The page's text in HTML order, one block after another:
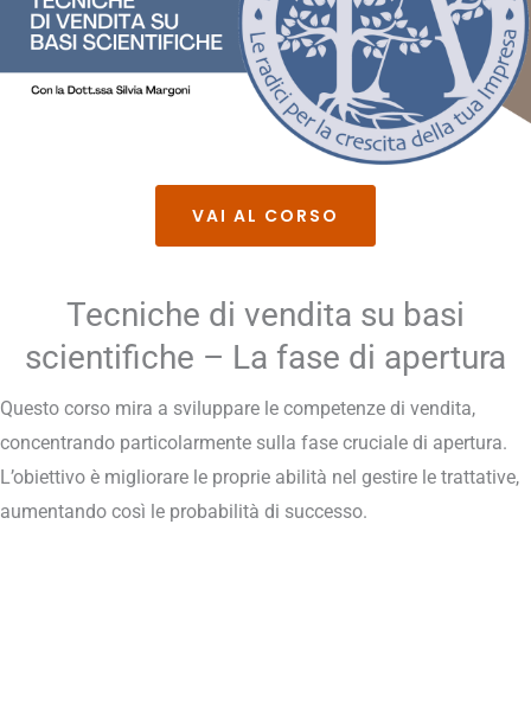
VAI AL CORSO
Tecniche di vendita su basi
scientifiche – La fase di apertura
Questo corso mira a sviluppare le competenze di vendita,
concentrando particolarmente sulla fase cruciale di apertura.
L’obiettivo è migliorare le proprie abilità nel gestire le trattative,
aumentando così le probabilità di successo.